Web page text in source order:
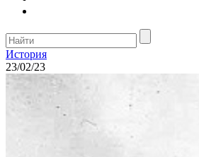
История
23/02/23